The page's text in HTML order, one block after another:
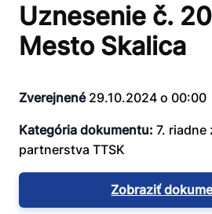
Uznesenie č.
Mesto Skalica
Zverejnené29.10.2024 o 00:00
Kategória dokumentu: 7. riadne
partnerstva TTSK
Zobraziť